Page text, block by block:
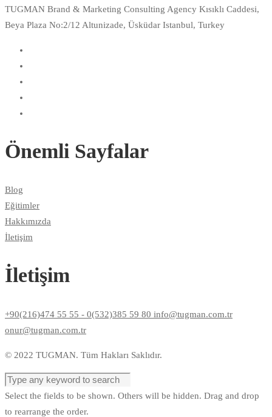
TUGMAN Brand & Marketing Consulting Agency Kısıklı Caddesi,
Beya Plaza No:2/12 Altunizade, Üsküdar Istanbul, Turkey
Önemli Sayfalar
Blog
Eğitimler
Hakkımızda
İletişim
İletişim
+90(216)474 55 55 - 0(532)385 59 80 info@tugman.com.tr
onur@tugman.com.tr
© 2022 TUGMAN. Tüm Hakları Saklıdır.
Select the fields to be shown. Others will be hidden. Drag and drop
to rearrange the order.